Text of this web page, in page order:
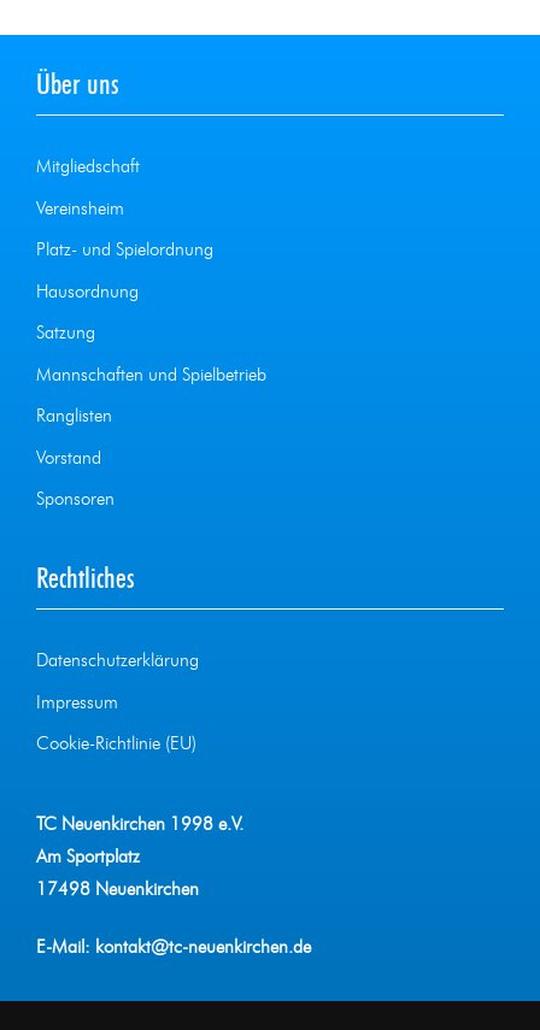
Über uns
Mitgliedschaft
Vereinsheim
Platz- und Spielordnung
Hausordnung
Satzung
Mannschaften und Spielbetrieb
Ranglisten
Vorstand
Sponsoren
Rechtliches
Datenschutzerklärung
Impressum
Cookie-Richtlinie (EU)
TC Neuenkirchen 1998 e.V.
Am Sportplatz
17498 Neuenkirchen
E-Mail: kontakt@tc-neuenkirchen.de